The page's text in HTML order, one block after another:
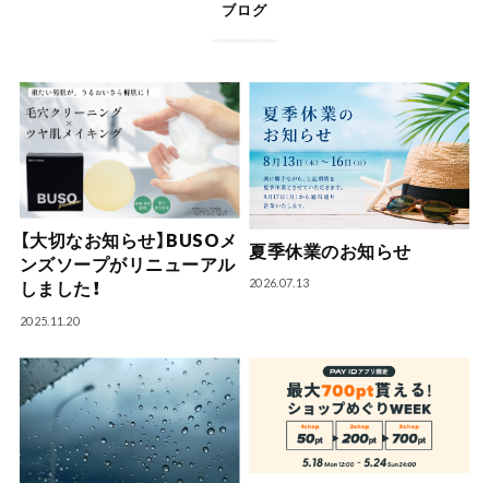
ブログ
【大切なお知らせ】BUSOメ
ンズソープがリニューアル
しました！
2025.11.20
夏季休業のお知らせ
2026.07.13